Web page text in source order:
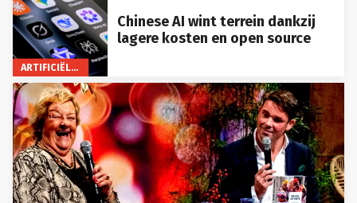
ARTIFICIËLE INTELLIGENTIE
Chinese AI wint terrein dankzij
lagere kosten en open source